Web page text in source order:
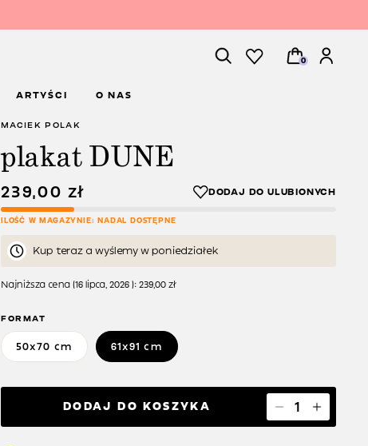
0
ARTYŚCI O NAS
MACIEK POLAK
plakat DUNE
239,00 zł
ILOŚĆ W MAGAZYNIE: NADAL DOSTĘPNE
Kup teraz a wyślemy w poniedziałek
Najniższa cena (16 lipca, 2026 ): 239,00 zł
FORMAT
50x70 cm 61x91 cm
DODAJ DO KOSZYKA